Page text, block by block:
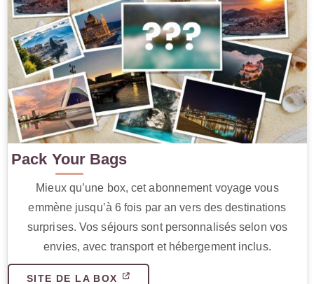
Pack Your Bags
Mieux qu’une box, cet abonnement voyage vous
emmène jusqu’à 6 fois par an vers des destinations
surprises. Vos séjours sont personnalisés selon vos
envies, avec transport et hébergement inclus.
SITE DE LA BOX